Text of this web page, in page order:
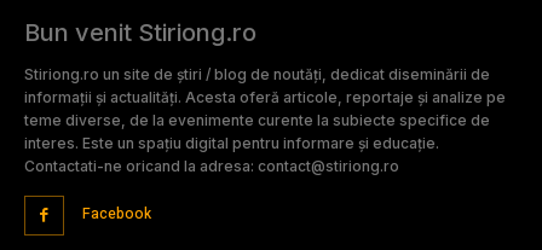
Debitul Dunării, obiectiv al dezinformării
în mediile sociale: „A fost epuizat,
susține propaganda proeuropeană”…
3 august 2026